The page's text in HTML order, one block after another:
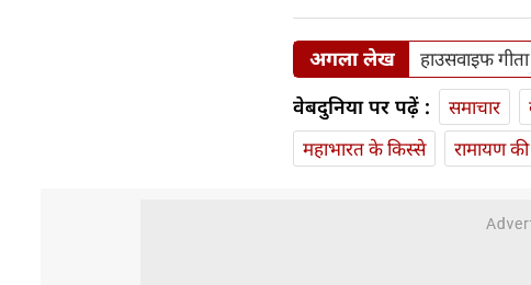
अगला लेख हाउसवाइफ
वेबदुनिया पर पढ़ें : समाचार
महाभारत के किस्से
रामायण